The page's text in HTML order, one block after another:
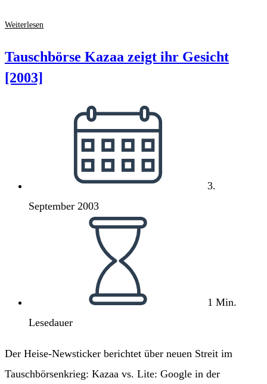
Weiterlesen
eine
Tauschbörse Kazaa zeigt ihr Gesicht
[2003]
veröffentlicht:
3.
September 2003
1 Min.
Lesedauer
Der Heise-Newsticker berichtet über neuen Streit im
Tauschbörsenkrieg: Kazaa vs. Lite: Google in der